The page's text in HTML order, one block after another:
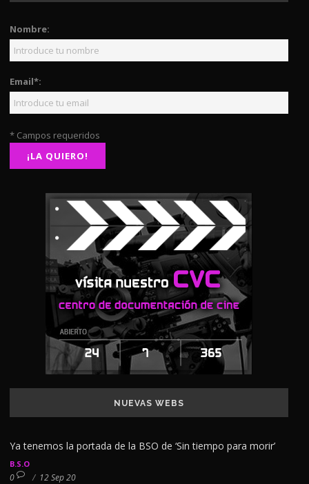
Nombre:
Email*:
* Campos requeridos
NUEVAS WEBS
Ya tenemos la portada de la BSO de ‘Sin tiempo para morir’
B.S.O
0 / 12 Sep 20